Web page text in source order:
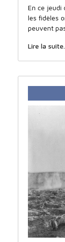
En ce jeudi
les fidèles
peuvent
Lire la